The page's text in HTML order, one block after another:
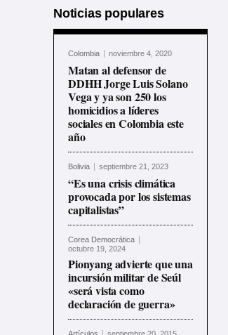
Noticias populares
Colombia noviembre 4, 2020
Matan al defensor de
DDHH Jorge Luis Solano
Vega y ya son 250 los
homicidios a líderes
sociales en Colombia este
año
Bolivia septiembre 21, 2023
“Es una crisis climática
provocada por los sistemas
capitalistas”
Corea Democrática
octubre 19, 2024
Pionyang advierte que una
incursión militar de Seúl
«será vista como
declaración de guerra»